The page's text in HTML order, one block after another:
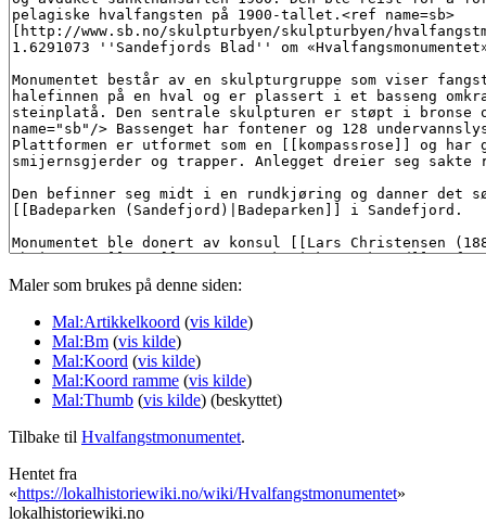
Maler som brukes på denne siden:
Mal:Artikkelkoord (vis kilde)
Mal:Bm (vis kilde)
Mal:Koord (vis kilde)
Mal:Koord ramme (vis kilde)
Mal:Thumb (vis kilde) (beskyttet)
Tilbake til Hvalfangstmonumentet.
Hentet fra
«https://lokalhistoriewiki.no/wiki/Hvalfangstmonumentet»
lokalhistoriewiki.no